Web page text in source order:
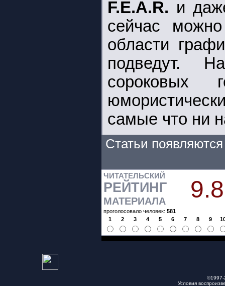
F.E.A.R. и
сейчас
области
подведут.
сороковых
самые что ни
Статьи
ЧИТАТЕЛЬСКИЙ
РЕЙТИНГ
МАТЕРИАЛА 9.8
проголосовало человек: 581
1
2 3 4 5 6 7 8 9
Условия